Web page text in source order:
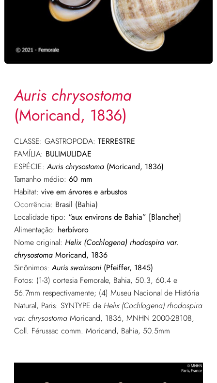
Auris chrysostoma
(Moricand, 1836)
CLASSE: GASTROPODA: TERRESTRE
FAMÍLIA: BULIMULIDAE
ESPÉCIE:Auris chrysostoma(Moricand, 1836)
Tamanho médio: 60 mm
Habitat: vive em árvores e arbustos
Ocorrência: Brasil (Bahia)
Localidade tipo: “aux environs de Bahia” [Blanchet]
Alimentação: herbívoro
Nome original: Helix (Cochlogena) rhodospira var.
chrysostomaMoricand, 1836
Sinônimos:Auris swainsoni(Pfeiffer, 1845)
Fotos: (1-3) cortesia Femorale, Bahia, 50.3, 60.4 e
56.7mm respectivamente; (4) Museu Nacional de História
Natural, Paris: SYNTYPE de Helix (Cochlogena) rhodospira
var. chrysostomaMoricand, 1836, MNHN 2000-28108,
Coll. Férussac comm. Moricand, Bahia, 50.5mm